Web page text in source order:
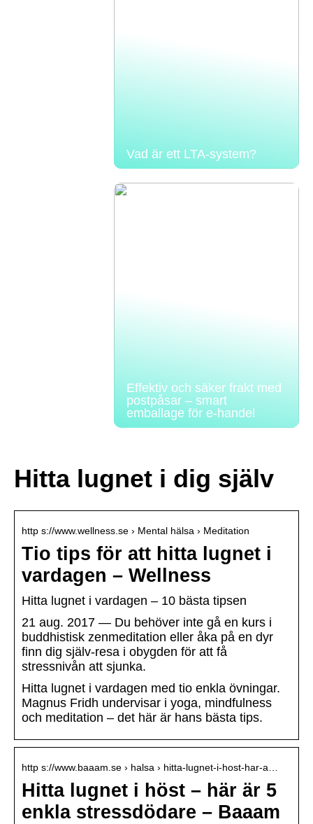
Vad är ett LTA-system?
Effektiv och säker frakt med
postpåsar – smart
emballage för e-handel
Hitta lugnet i dig själv
http s://www.wellness.se › Mental hälsa › Meditation
Tio tips för att hitta lugnet i
vardagen – Wellness
Hitta lugnet i vardagen – 10 bästa tipsen
21 aug. 2017 — Du behöver inte gå en kurs i
buddhistisk zenmeditation eller åka på en dyr
finn dig själv-resa i obygden för att få
stressnivån att sjunka.
Hitta lugnet i vardagen med tio enkla övningar.
Magnus Fridh undervisar i yoga, mindfulness
och meditation – det här är hans bästa tips.
http s://www.baaam.se › halsa › hitta-lugnet-i-host-har-a…
Hitta lugnet i höst – här är 5
enkla stressdödare – Baaam